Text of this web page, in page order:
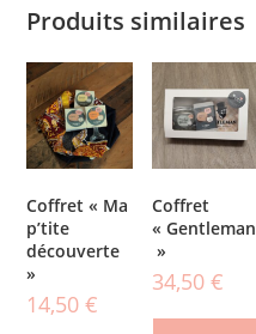
Produits similaires
Coffret « Ma
p’tite
découverte
»
14,50€
Coffret
« Gentleman
»
34,50 €